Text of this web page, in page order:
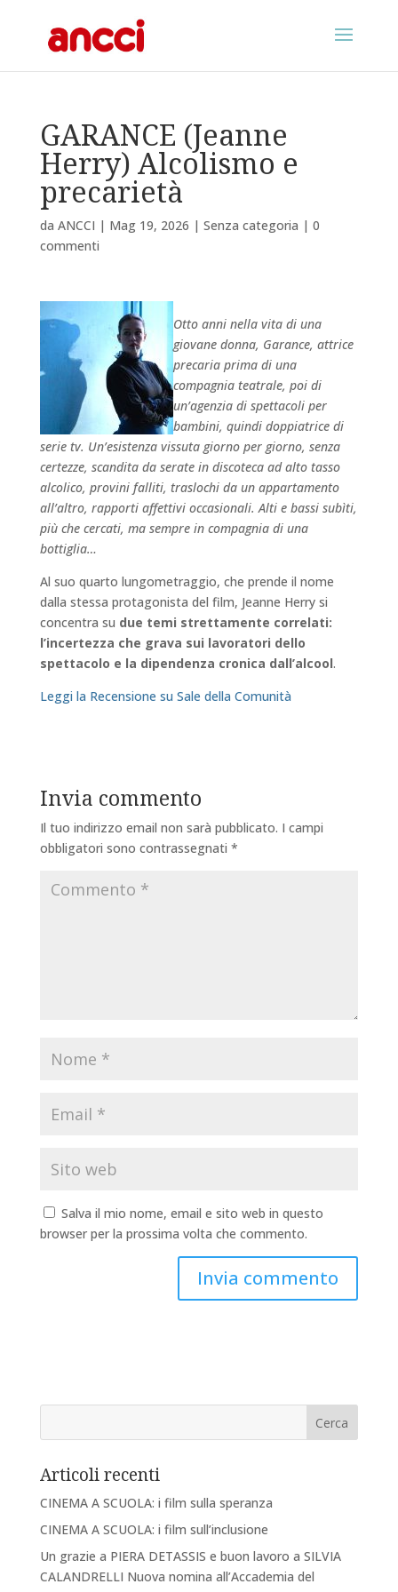
GARANCE (Jeanne
Herry) Alcolismo e
precarietà
da ANCCI | Mag 19, 2026 | Senza categoria | 0
commenti
Otto anni nella vita di una
giovane donna, Garance, attrice
precaria prima di una
compagnia teatrale, poi di
un’agenzia di spettacoli per
bambini, quindi doppiatrice di
serie tv. Un’esistenza vissuta giorno per giorno, senza
certezze, scandita da serate in discoteca ad alto tasso
alcolico, provini falliti, traslochi da un appartamento
all’altro, rapporti affettivi occasionali. Alti e bassi subìti,
più che cercati, ma sempre in compagnia di una
bottiglia…
Al suo quarto lungometraggio, che prende il nome
dalla stessa protagonista del film, Jeanne Herry si
concentra su due temi strettamente correlati:
l’incertezza che grava sui lavoratori dello
spettacolo e la dipendenza cronica dall’alcool.
Leggi la Recensione su Sale della Comunità
Invia commento
Il tuo indirizzo email non sarà pubblicato. I campi
obbligatori sono contrassegnati *
Salva il mio nome, email e sito web in questo
browser per la prossima volta che commento.
Articoli recenti
CINEMA A SCUOLA: i film sulla speranza
CINEMA A SCUOLA: i film sull’inclusione
Un grazie a PIERA DETASSIS e buon lavoro a SILVIA
CALANDRELLI Nuova nomina all’Accademia del